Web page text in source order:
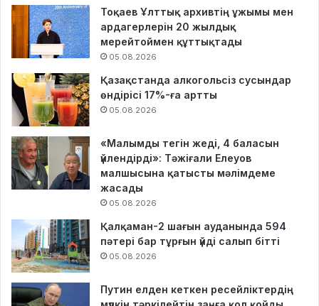
Тоқаев Ұлттық архивтің ұжымы мен
ардагерлерін 20 жылдық
мерейтоймен құттықтады
05.08.2026
Қазақстанда алкогольсіз сусындар
өндірісі 17%-ға артты
05.08.2026
«Малымды тегін жеді, 4 баласын
үйлендірді»: Тәжіғали Елеуов
малшысына қатысты мәлімдеме
жасады
05.08.2026
Қалқаман-2 шағын ауданында 594
пәтері бар тұрғын үйді салып бітті
05.08.2026
Путин елден кеткен ресейліктердің